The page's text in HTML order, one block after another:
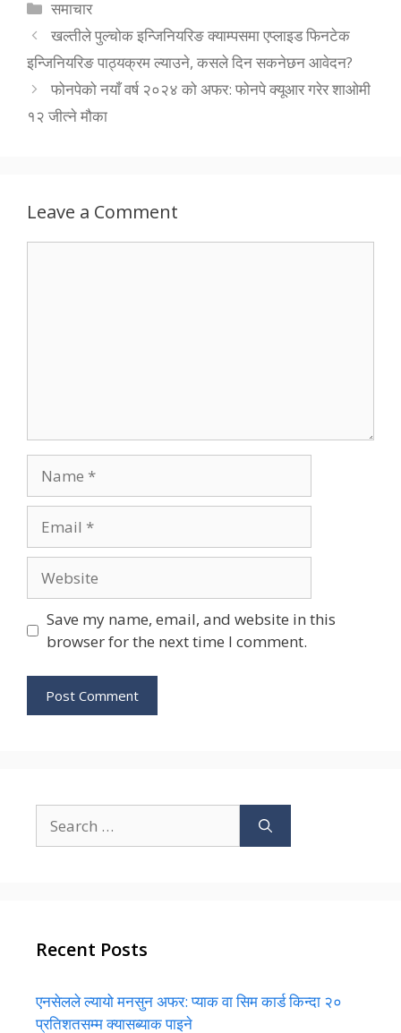
Categories
समाचार
खल्तीले पुल्चोक इन्जिनियरिङ क्याम्पसमा एप्लाइड फिनटेक
इन्जिनियरिङ पाठ्यक्रम ल्याउने, कसले दिन सकनेछन आवेदन?
फोनपेको नयाँ वर्ष २०२४ को अफर: फोनपे क्यूआर गरेर शाओमी
१२ जीत्ने मौका
Leave a Comment
Save my name, email, and website in this
browser for the next time I comment.
for:
Recent Posts
एनसेलले ल्यायो मनसुन अफर: प्याक वा सिम कार्ड किन्दा २०
प्रतिशतसम्म क्यासब्याक पाइने